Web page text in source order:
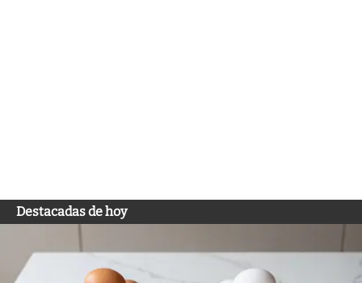
Destacadas de hoy